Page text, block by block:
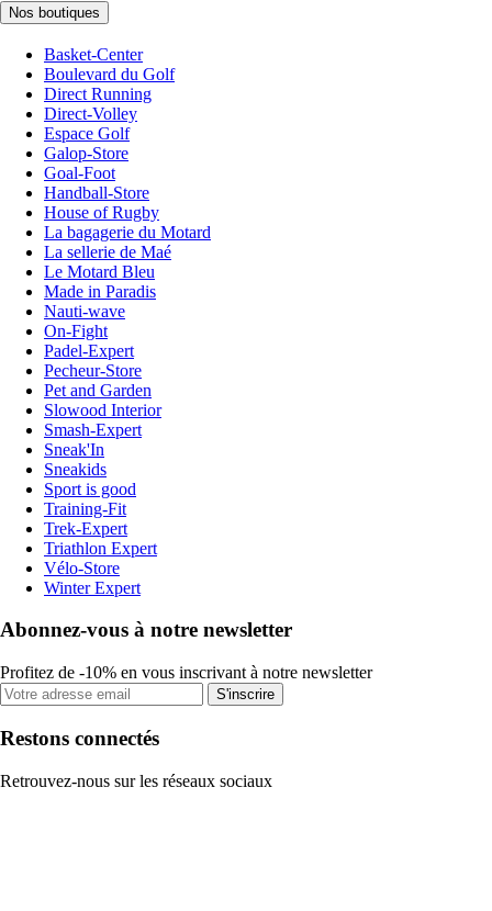
Nos boutiques
Basket-Center
Boulevard du Golf
Direct Running
Direct-Volley
Espace Golf
Galop-Store
Goal-Foot
Handball-Store
House of Rugby
La bagagerie du Motard
La sellerie de Maé
Le Motard Bleu
Made in Paradis
Nauti-wave
On-Fight
Padel-Expert
Pecheur-Store
Pet and Garden
Slowood Interior
Smash-Expert
Sneak'In
Sneakids
Sport is good
Training-Fit
Trek-Expert
Triathlon Expert
Vélo-Store
Winter Expert
Abonnez-vous à notre newsletter
Profitez de -10% en vous inscrivant à notre newsletter
S'inscrire
Restons connectés
Retrouvez-nous sur les réseaux sociaux